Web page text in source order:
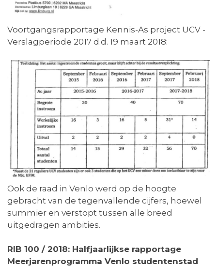
Voortgangsrapportage Kennis-As project UCV -
Verslagperiode 2017 d.d. 19 maart 2018:
Ook de raad in Venlo werd op de hoogte
gebracht van de tegenvallende cijfers, hoewel
summier en verstopt tussen alle breed
uitgedragen ambities.
RIB 100 / 2018: Halfjaarlijkse rapportage
Meerjarenprogramma Venlo studentenstad